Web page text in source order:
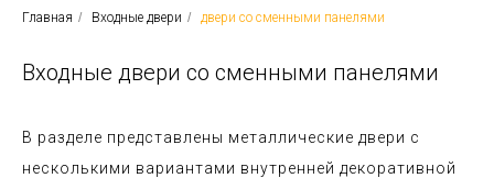
Главная / Входные двери / двери со сменными панелями
Входные двери со сменными панелями
В разделе представлены металлические двери с
несколькими вариантами внутренней декоративной